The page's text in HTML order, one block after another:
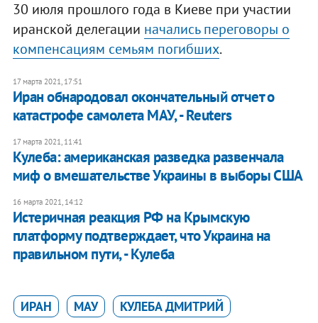
30 июля прошлого года в Киеве при участии
иранской делегации начались переговоры о
компенсациям семьям погибших.
17 марта 2021, 17:51
Иран обнародовал окончательный отчет о
катастрофе самолета МАУ, - Reuters
17 марта 2021, 11:41
Кулеба: американская разведка развенчала
миф о вмешательстве Украины в выборы США
16 марта 2021, 14:12
Истеричная реакция РФ на Крымскую
платформу подтверждает, что Украина на
правильном пути, - Кулеба
ИРАН МАУ
КУЛЕБА ДМИТРИЙ